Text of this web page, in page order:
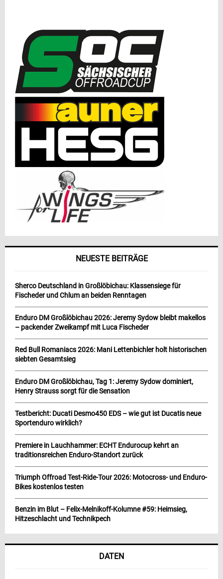
NEUESTE BEITRÄGE
Sherco Deutschland in Großlöbichau: Klassensiege für
Fischeder und Chlum an beiden Renntagen
Enduro DM Großlöbichau 2026: Jeremy Sydow bleibt makellos
– packender Zweikampf mit Luca Fischeder
Red Bull Romaniacs 2026: Mani Lettenbichler holt historischen
siebten Gesamtsieg
Enduro DM Großlöbichau, Tag 1: Jeremy Sydow dominiert,
Henry Strauss sorgt für die Sensation
Testbericht: Ducati Desmo450 EDS – wie gut ist Ducatis neue
Sportenduro wirklich?
Premiere in Lauchhammer: ECHT Endurocup kehrt an
traditionsreichen Enduro-Standort zurück
Triumph Offroad Test-Ride-Tour 2026: Motocross- und Enduro-
Bikes kostenlos testen
Benzin im Blut – Felix-Melnikoff-Kolumne #59: Heimsieg,
Hitzeschlacht und Technikpech
DATEN